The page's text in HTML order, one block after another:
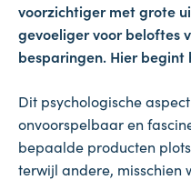
voorzichtiger met grote
gevoeliger voor beloftes
besparingen. Hier
Dit psychologische
onvoorspelbaar en
bepaalde producten
terwijl andere, misschien